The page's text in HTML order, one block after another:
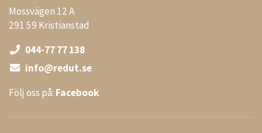
Mossvägen 12 A
291 59 Kristianstad
044-77 77 138
info@redut.se
Följ oss på: Facebook